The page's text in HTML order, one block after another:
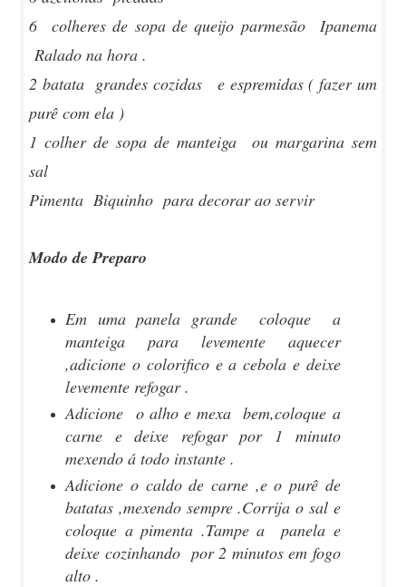
6 colheres de sopa de queijo parmesão Ipanema
Ralado na hora .
2 batata grandes cozidas e espremidas ( fazer um
purê com ela )
1 colher de sopa de manteiga ou margarina sem
sal
Pimenta Biquinho para decorar ao servir
Modo de Preparo
Em uma panela grande coloque a
manteiga para levemente aquecer
,adicione o colorifico e a cebola e deixe
levemente refogar .
Adicione o alho e mexa bem,coloque a
carne e deixe refogar por 1 minuto
mexendo á todo instante .
Adicione o caldo de carne ,e o purê de
batatas ,mexendo sempre .Corrija o sal e
coloque a pimenta .Tampe a panela e
deixe cozinhando por 2 minutos em fogo
alto .